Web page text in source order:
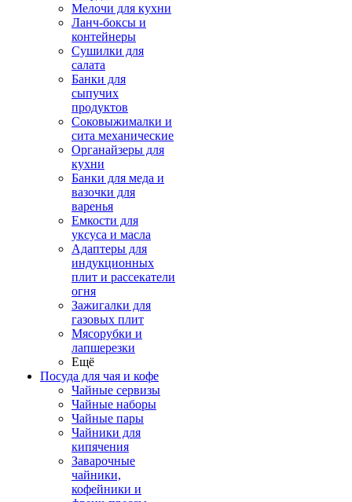
Мелочи для кухни
Ланч-боксы и
контейнеры
Сушилки для
салата
Банки для
сыпучих
продуктов
Соковыжималки и
сита механические
Органайзеры для
кухни
Банки для меда и
вазочки для
варенья
Емкости для
уксуса и масла
Адаптеры для
индукционных
плит и рассекатели
огня
Зажигалки для
газовых плит
Мясорубки и
лапшерезки
Ещё
Посуда для чая и кофе
Чайные сервизы
Чайные наборы
Чайные пары
Чайники для
кипячения
Заварочные
чайники,
кофейники и